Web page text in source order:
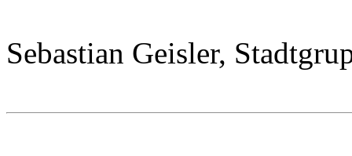
Sebastian Geisler,